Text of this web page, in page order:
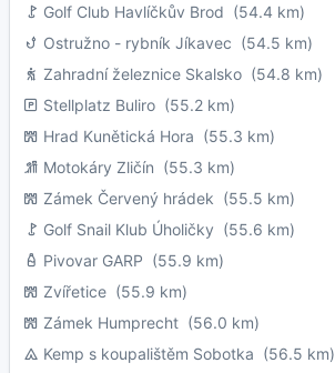
Golf Club Havlíčkův Brod (54.4 km)
Ostružno - rybník Jíkavec (54.5 km)
Zahradní železnice Skalsko (54.8 km)
Stellplatz Buliro (55.2 km)
Hrad Kunětická Hora (55.3 km)
Motokáry Zličín (55.3 km)
Zámek Červený hrádek (55.5 km)
Golf Snail Klub Úholičky (55.6 km)
Pivovar GARP (55.9 km)
Zvířetice (55.9 km)
Zámek Humprecht (56.0 km)
Kemp s koupalištěm Sobotka (56.5 km)